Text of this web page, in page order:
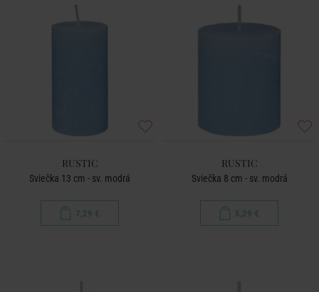
RUSTIC
Sviečka 13 cm - sv. modrá
7,29 €
RUSTIC
Sviečka 8 cm - sv. modrá
5,29 €